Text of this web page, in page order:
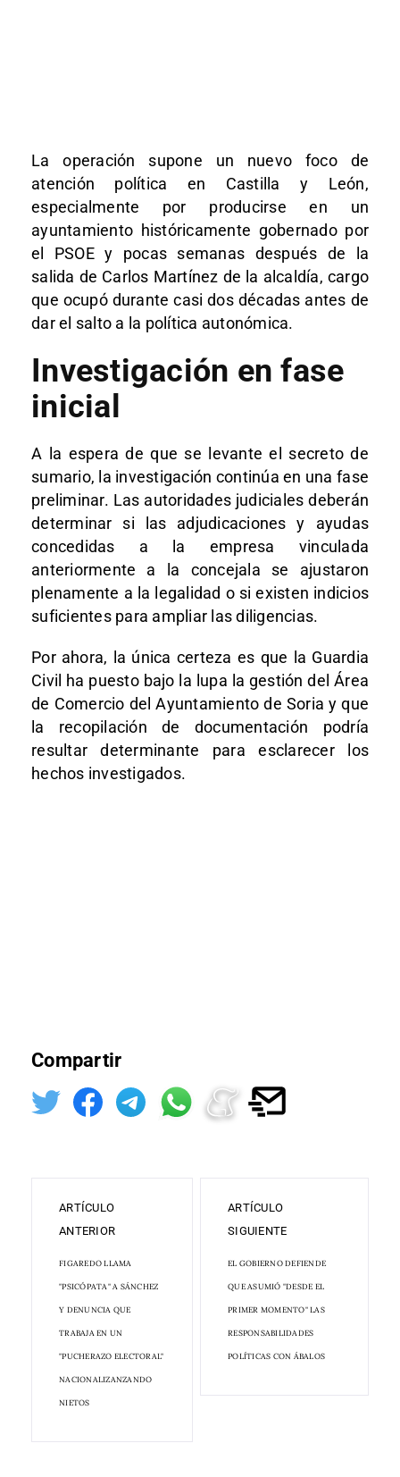
La operación supone un nuevo foco de
atención política en Castilla y León,
especialmente por producirse en un
ayuntamiento históricamente gobernado por
el PSOE y pocas semanas después de la
salida de Carlos Martínez de la alcaldía, cargo
que ocupó durante casi dos décadas antes de
dar el salto a la política autonómica.
Investigación en fase
inicial
A la espera de que se levante el secreto de
sumario, la investigación continúa en una fase
preliminar. Las autoridades judiciales deberán
determinar si las adjudicaciones y ayudas
concedidas a la empresa vinculada
anteriormente a la concejala se ajustaron
plenamente a la legalidad o si existen indicios
suficientes para ampliar las diligencias.
Por ahora, la única certeza es que la Guardia
Civil ha puesto bajo la lupa la gestión del Área
de Comercio del Ayuntamiento de Soria y que
la recopilación de documentación podría
resultar determinante para esclarecer los
hechos investigados.
Compartir
ARTÍCULO
ANTERIOR
FIGAREDO LLAMA
"PSICÓPATA" A SÁNCHEZ
Y DENUNCIA QUE
TRABAJA EN UN
"PUCHERAZO ELECTORAL"
NACIONALIZANZANDO
NIETOS
ARTÍCULO
SIGUIENTE
EL GOBIERNO DEFIENDE
QUE ASUMIÓ "DESDE EL
PRIMER MOMENTO" LAS
RESPONSABILIDADES
POLÍTICAS CON ÁBALOS